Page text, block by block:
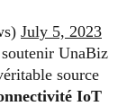
July 5, 2023
UnaBiz
source
IoT